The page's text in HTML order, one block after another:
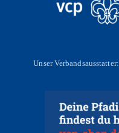
Unser Verbandsausstatter: